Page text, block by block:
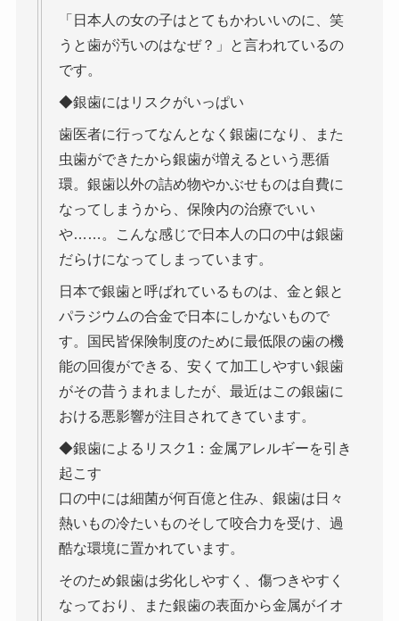
「日本人の女の子はとてもかわいいのに、笑
うと歯が汚いのはなぜ？」と言われているの
です。
◆銀歯にはリスクがいっぱい
歯医者に行ってなんとなく銀歯になり、また
虫歯ができたから銀歯が増えるという悪循
環。銀歯以外の詰め物やかぶせものは自費に
なってしまうから、保険内の治療でいい
や……。こんな感じで日本人の口の中は銀歯
だらけになってしまっています。
日本で銀歯と呼ばれているものは、金と銀と
パラジウムの合金で日本にしかないもので
す。国民皆保険制度のために最低限の歯の機
能の回復ができる、安くて加工しやすい銀歯
がその昔うまれましたが、最近はこの銀歯に
おける悪影響が注目されてきています。
◆銀歯によるリスク1：金属アレルギーを引き
起こす
口の中には細菌が何百億と住み、銀歯は日々
熱いもの冷たいものそして咬合力を受け、過
酷な環境に置かれています。
そのため銀歯は劣化しやすく、傷つきやすく
なっており、また銀歯の表面から金属がイオ